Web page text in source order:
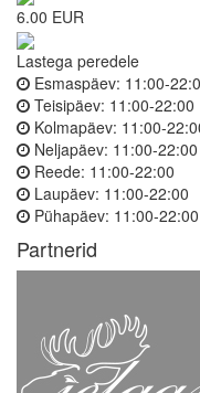
6.00 EUR
Lastega peredele
Esmaspäev: 11:00-
Teisipäev: 11:00-22:00
Kolmapäev: 11:00-
Neljapäev: 11:00-22:00
Reede: 11:00-22:00
Laupäev: 11:00-22:00
Pühapäev: 11:00-22:00
Partnerid